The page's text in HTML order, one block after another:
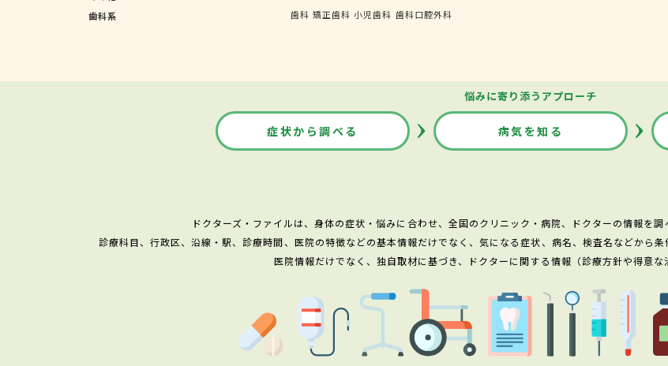
歯科系
歯科 矯正歯科 小児歯科 歯科口腔外科
悩みに寄り添うアプローチ
症状から調べる 病気を知る
ドクターズ・ファイルは、身体の症状・悩みに合わせ、全国のクリニック・病院、ドクターの情報を調
診療科目、行政区、沿線・駅、診療時間、医院の特徴などの基本情報だけでなく、気になる症状、病名、検査名などから
医院情報だけでなく、独自取材に基づき、ドクターに関する情報（診療方針や得意な